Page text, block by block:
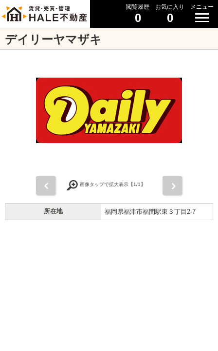
閲覧履歴
0
お気に入り
0
メニュー
デイリーヤマザキ
画像タップで拡大表示【1/1】
所在地 福岡県福津市福間駅東３丁目2-7